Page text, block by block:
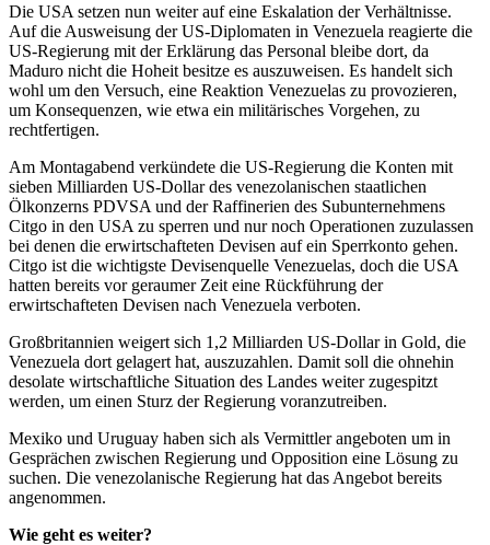
Die USA setzen nun weiter auf eine Eskalation der Verhältnisse.
Auf die Ausweisung der US-Diplomaten in Venezuela reagierte die
US-Regierung mit der Erklärung das Personal bleibe dort, da
Maduro nicht die Hoheit besitze es auszuweisen. Es handelt sich
wohl um den Versuch, eine Reaktion Venezuelas zu provozieren,
um Konsequenzen, wie etwa ein militärisches Vorgehen, zu
rechtfertigen.
Am Montagabend verkündete die US-Regierung die Konten mit
sieben Milliarden US-Dollar des venezolanischen staatlichen
Ölkonzerns PDVSA und der Raffinerien des Subunternehmens
Citgo in den USA zu sperren und nur noch Operationen zuzulassen
bei denen die erwirtschafteten Devisen auf ein Sperrkonto gehen.
Citgo ist die wichtigste Devisenquelle Venezuelas, doch die USA
hatten bereits vor geraumer Zeit eine Rückführung der
erwirtschafteten Devisen nach Venezuela verboten.
Großbritannien weigert sich 1,2 Milliarden US-Dollar in Gold, die
Venezuela dort gelagert hat, auszuzahlen. Damit soll die ohnehin
desolate wirtschaftliche Situation des Landes weiter zugespitzt
werden, um einen Sturz der Regierung voranzutreiben.
Mexiko und Uruguay haben sich als Vermittler angeboten um in
Gesprächen zwischen Regierung und Opposition eine Lösung zu
suchen. Die venezolanische Regierung hat das Angebot bereits
angenommen.
Wie geht es weiter?